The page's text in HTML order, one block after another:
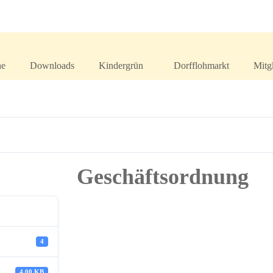
Downloads Kindergrün Dorfflohmarkt
4
Geschäftsordnung